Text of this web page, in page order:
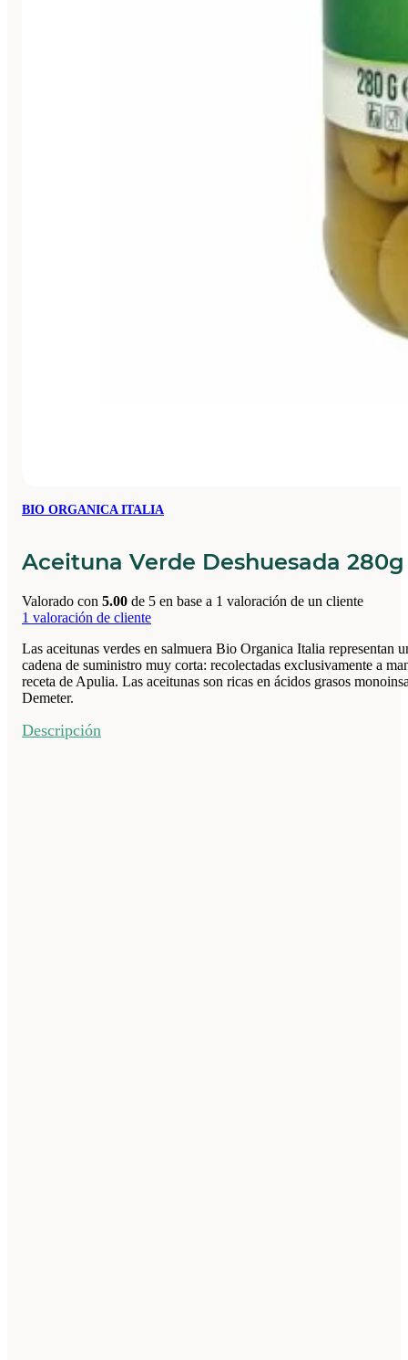
BIO ORGANICA ITALIA
Aceituna Verde Deshuesada
Valorado con 5.00 de 5 en base a 1 valoración de un cliente
1 valoración de cliente
Las aceitunas verdes en salmuera Bio Organica Italia representan
cadena de suministro muy corta: recolectadas exclusivamente a
receta de Apulia. Las aceitunas son ricas en ácidos grasos
Demeter.
Descripción